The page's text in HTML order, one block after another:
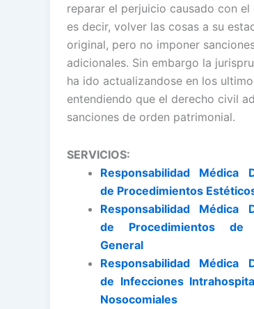
reparar el perjuicio causado con el
es decir, volver las cosas a su
original, pero no imponer
adicionales. Sin embargo la
ha ido actualizandose en los
entendiendo que el derecho civil
sanciones de orden patrimonial.
SERVICIOS:
Responsabilidad Médica
de Procedimientos
Responsabilidad Médica
de Procedimientos de
General
Responsabilidad Médica
de Infecciones
Nosocomiales